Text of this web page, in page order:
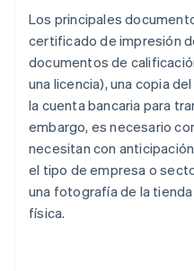
Los principales
certificado de impresión
documentos de
una licencia), una copia
la cuenta bancaria para
embargo, es necesario
necesitan con
el tipo de empresa o
una fotografía de la
física.